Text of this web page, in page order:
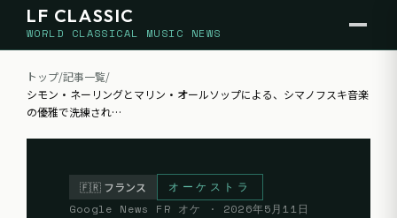
LF CLASSIC
WORLD CLASSICAL MUSIC NEWS
トップ/記事一覧/
シモン・ネーリングとマリン・オールソップによる、シマノフスキ音楽
の優雅で洗練され…
🇫🇷 フランス
オーケストラ
Google News FR オケ
· 2026年5月11日